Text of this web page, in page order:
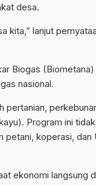
desa.
kita,” lanjut
Biogas (Biometana)
nasional.
pertanian,
Program ini
petani, koperasi, dan
ekonomi langsung